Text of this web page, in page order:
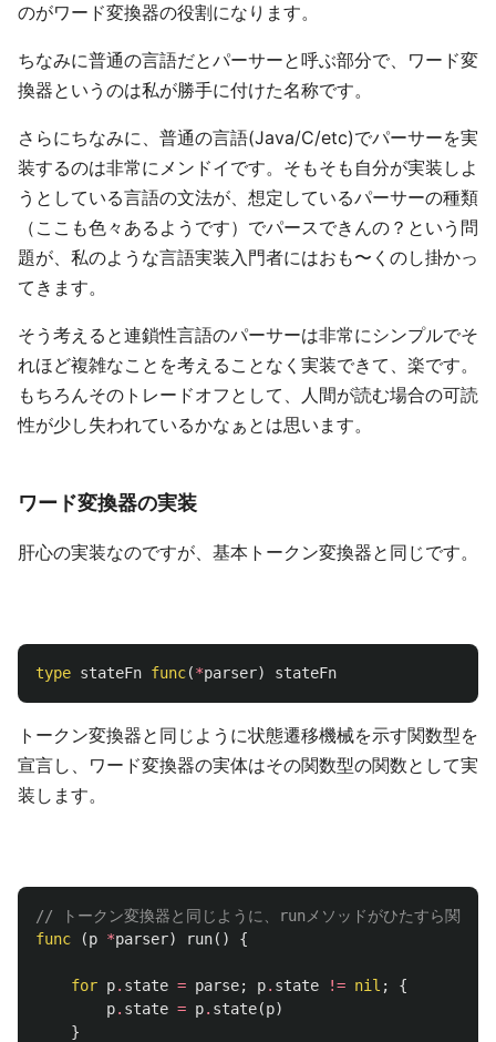
のがワード変換器の役割になります。
ちなみに普通の言語だとパーサーと呼ぶ部分で、ワード変
換器というのは私が勝手に付けた名称です。
さらにちなみに、普通の言語(Java/C/etc)でパーサーを実
装するのは非常にメンドイです。そもそも自分が実装しよ
うとしている言語の文法が、想定しているパーサーの種類
（ここも色々あるようです）でパースできんの？という問
題が、私のような言語実装入門者にはおも〜くのし掛かっ
てきます。
そう考えると連鎖性言語のパーサーは非常にシンプルでそ
れほど複雑なことを考えることなく実装できて、楽です。
もちろんそのトレードオフとして、人間が読む場合の可読
性が少し失われているかなぁとは思います。
ワード変換器の実装
肝心の実装なのですが、基本トークン変換器と同じです。
type stateFn func(*parser) stateFn
トークン変換器と同じように状態遷移機械を示す関数型を
宣言し、ワード変換器の実体はその関数型の関数として実
装します。
// トークン変換器と同じように、runメソッドがひたすら関数を
func
(p *parser) run() {
for p. state = parse; p. state != nil ;
{
p. state = p. state(p)
}